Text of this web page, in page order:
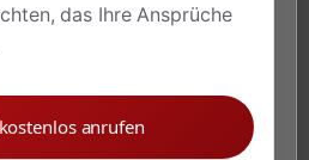
das Ihre Ansprüche
anrufen